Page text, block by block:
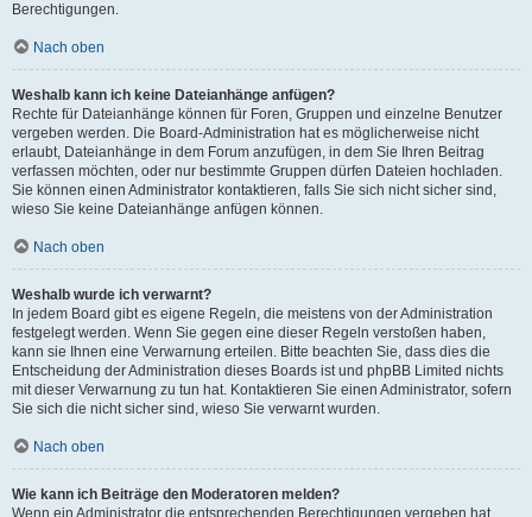
Berechtigungen.
Nach oben
Weshalb kann ich keine Dateianhänge anfügen?
Rechte für Dateianhänge können für Foren, Gruppen und einzelne Benutzer
vergeben werden. Die Board-Administration hat es möglicherweise nicht
erlaubt, Dateianhänge in dem Forum anzufügen, in dem Sie Ihren Beitrag
verfassen möchten, oder nur bestimmte Gruppen dürfen Dateien hochladen.
Sie können einen Administrator kontaktieren, falls Sie sich nicht sicher sind,
wieso Sie keine Dateianhänge anfügen können.
Nach oben
Weshalb wurde ich verwarnt?
In jedem Board gibt es eigene Regeln, die meistens von der Administration
festgelegt werden. Wenn Sie gegen eine dieser Regeln verstoßen haben,
kann sie Ihnen eine Verwarnung erteilen. Bitte beachten Sie, dass dies die
Entscheidung der Administration dieses Boards ist und phpBB Limited nichts
mit dieser Verwarnung zu tun hat. Kontaktieren Sie einen Administrator, sofern
Sie sich die nicht sicher sind, wieso Sie verwarnt wurden.
Nach oben
Wie kann ich Beiträge den Moderatoren melden?
Wenn ein Administrator die entsprechenden Berechtigungen vergeben hat,